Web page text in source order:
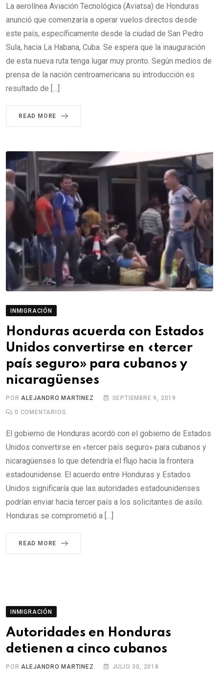
La aerolínea Aviación Tecnológica (Aviatsa) de Honduras
anunció que comenzaría a operar vuelos directos desde
este país, específicamente desde la ciudad de San Pedro
Sula, hacia La Habana, Cuba. Se espera que la inauguración
de esta nueva ruta tenga lugar muy pronto. Según medios de
prensa de la nación centroamericana su introducción es
resultado de […]
READ MORE
INMIGRACIÓN
Honduras acuerda con Estados
Unidos convertirse en «tercer
país seguro» para cubanos y
nicaragüenses
POR ALEJANDRO MARTINEZ SEPTIEMBRE 9, 2019
0 COMENTARIOS
El gobierno de Honduras acordó con el gobierno de Estados
Unidos convertirse en «tercer país seguro» para cubanos y
nicaragüenses lo que detendría el flujo hacia la frontera
estadounidense. El acuerdo entre Honduras y Estados
Unidos significaría que las autoridades estadounidenses
podrían enviar hacia tercer país a los solicitantes de asilo.
Honduras se comprometió a […]
READ MORE
INMIGRACIÓN
Autoridades en Honduras
detienen a cinco cubanos
POR ALEJANDRO MARTINEZ JULIO 30, 2018